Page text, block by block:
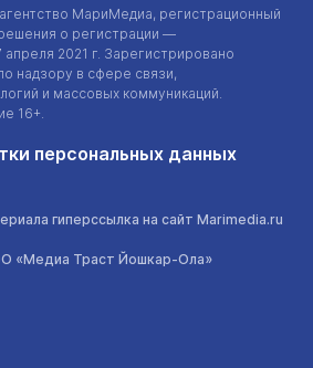
МариМедиа, регистрационный
о регистрации —
апреля 2021 г. Зарегистрировано
надзору в сфере связи,
и массовых коммуникаций.
16+.
персональных данных
гиперссылка на сайт Marimedia.ru
«Медиа Траст Йошкар-Ола»